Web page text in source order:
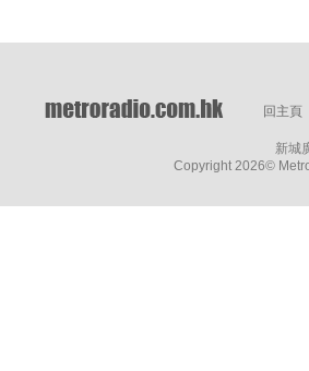
回主頁
新城
Copyright 2026©